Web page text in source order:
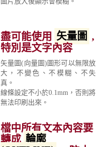
盡可能使用 矢量圖 ,
特別是文字內容
矢量圖(向量圖)圖形可以無限放
大，不變色、不模糊、不失
真。
線條設定不小於0.1mm，否則將
無法印刷出來。
檔中所有文本內容要
轉成 輪廓